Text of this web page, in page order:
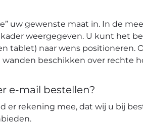
uw gewenste maat in. In de
weergegeven. U kunt het
tablet) naar wens positioneren.
beschikken over rechte
e-mail bestellen?
er rekening mee, dat wij u bij